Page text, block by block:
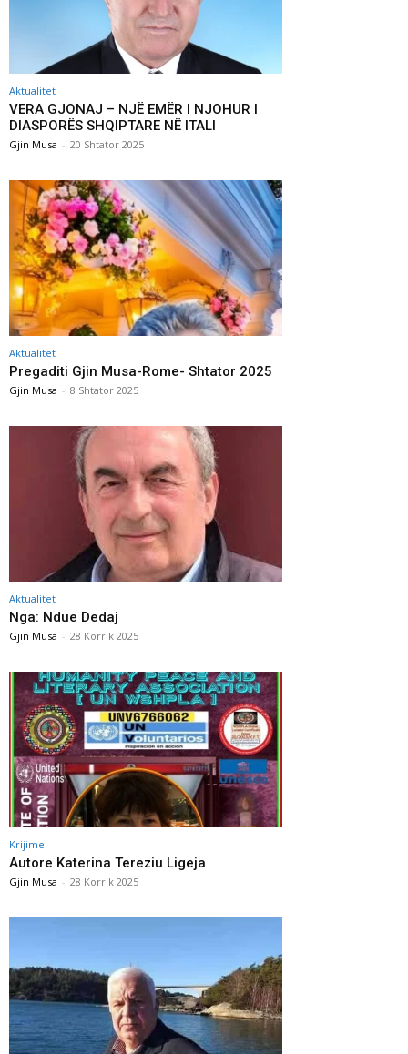
Aktualitet
VERA GJONAJ – NJË EMËR I NJOHUR I
DIASPORËS SHQIPTARE NË ITALI
Gjin Musa - 20 Shtator 2025
Aktualitet
Pregaditi Gjin Musa-Rome- Shtator 2025
Gjin Musa - 8 Shtator 2025
Aktualitet
Nga: Ndue Dedaj
Gjin Musa - 28 Korrik 2025
Krijime
Autore Katerina Tereziu Ligeja
Gjin Musa - 28 Korrik 2025